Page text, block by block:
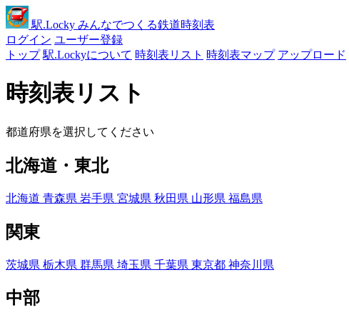
駅.Locky みんなでつくる鉄道時刻表
ログイン ユーザー登録
トップ 駅.Lockyについて 時刻表リスト 時刻表マップ アップロード
時刻表リスト
都道府県を選択してください
北海道・東北
北海道 青森県 岩手県 宮城県 秋田県 山形県 福島県
関東
茨城県 栃木県 群馬県 埼玉県 千葉県 東京都 神奈川県
中部